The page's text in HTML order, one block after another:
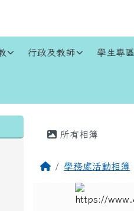
網
行政及教師 學生專區
主內容區域
所有相簿
回首頁學務處活動相簿